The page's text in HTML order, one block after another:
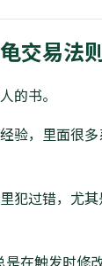
交易法则
的书。
验，里面很
犯过错，尤
在触发时修改